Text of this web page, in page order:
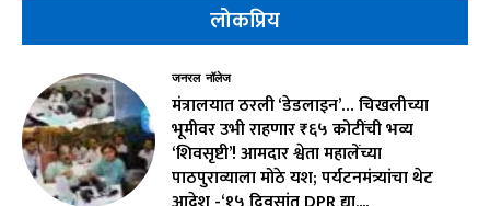
लोकप्रिय
जनरल नॉलेज
मंत्रालयात ठरली ‘डेडलाइन’… चिखलीच्या
भूमीवर उभी राहणार ₹६५ कोटींची भव्य
‘शिवसृष्टी’! आमदार श्वेता महालेंच्या
पाठपुराव्याला मोठे यश; पर्यटनमंत्र्यांचा थेट